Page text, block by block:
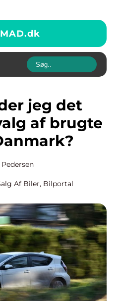
dk
af brugte
Pedersen
Af Biler, Bilportal